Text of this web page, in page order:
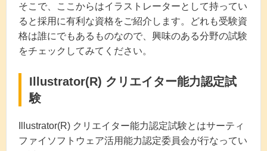
そこで、ここからはイラストレーターとして持ってい
ると採用に有利な資格をご紹介します。どれも受験資
格は誰にでもあるものなので、興味のある分野の試験
をチェックしてみてください。
Illustrator(R) クリエイター能力認定試
験
Illustrator(R) クリエイター能力認定試験とはサーティ
ファイソフトウェア活用能力認定委員会が行なってい